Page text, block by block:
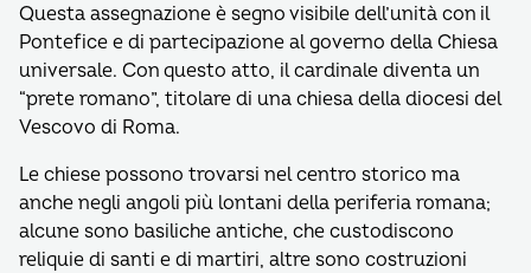
Questa assegnazione è segno visibile dell’unità con il
Pontefice e di partecipazione al governo della Chiesa
universale. Con questo atto, il cardinale diventa un
“prete romano”, titolare di una chiesa della diocesi del
Vescovo di Roma.
Le chiese possono trovarsi nel centro storico ma
anche negli angoli più lontani della periferia romana;
alcune sono basiliche antiche, che custodiscono
reliquie di santi e di martiri, altre sono costruzioni